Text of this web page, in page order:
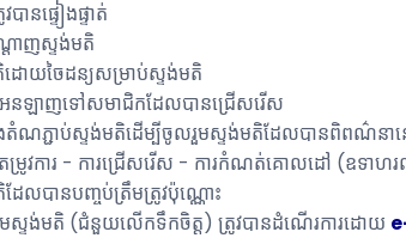
នផ្ទៀងផ្ទាត់
តាញស្ទង់មតិ
ោយចៃដន្យសម្រាប់ស្ទង់មតិ
អនឡាញទៅសមាជិកដែលបានជ្រើសរើស
តំណភ្ជាប់ស្ទង់មតិដើម្បីចូលរួមស្ទង់មតិដែលបានពិពណ៌ន
រូវការ - ការជ្រើសរើស - ការកំណត់គោលដៅ (ឧទាហ
ែលបានបញ្ចប់ត្រឹមត្រូវប៉ុណ្ណោះ
មស្ទង់មតិ (ជំនួយលើកទឹកចិត្ត) ត្រូវបានដំណើរការដោយ e